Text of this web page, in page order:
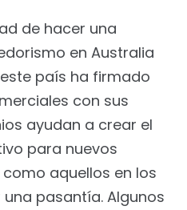
de hacer una
en Australia
país ha firmado
con sus
ayudan a crear el
para nuevos
aquellos en los
pasantía. Algunos